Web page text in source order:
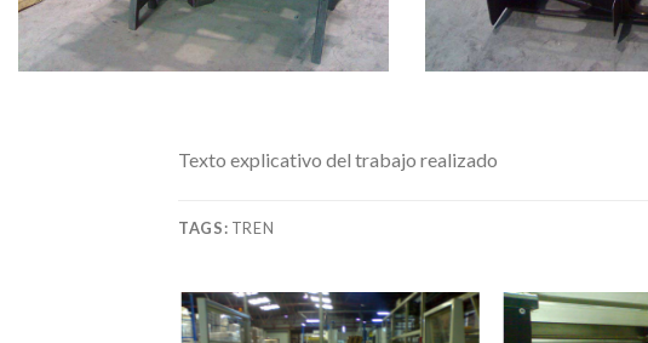
Texto explicativo del trabajo realizado
TAGS: TREN